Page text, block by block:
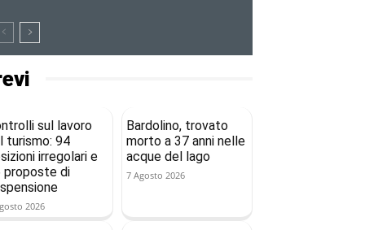
sul lavoro
turismo: 94
irregolari e
proposte di
2026
Bardolino, trovato
morto a 37 anni nelle
acque del lago
7 Agosto 2026